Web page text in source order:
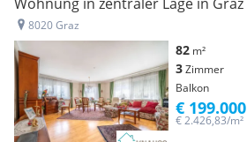
Wohnung in zentraler Lage in Graz
8020 Graz
82 m²
3Zimmer
Balkon
€ 2.426,83/m²
€ 199.000